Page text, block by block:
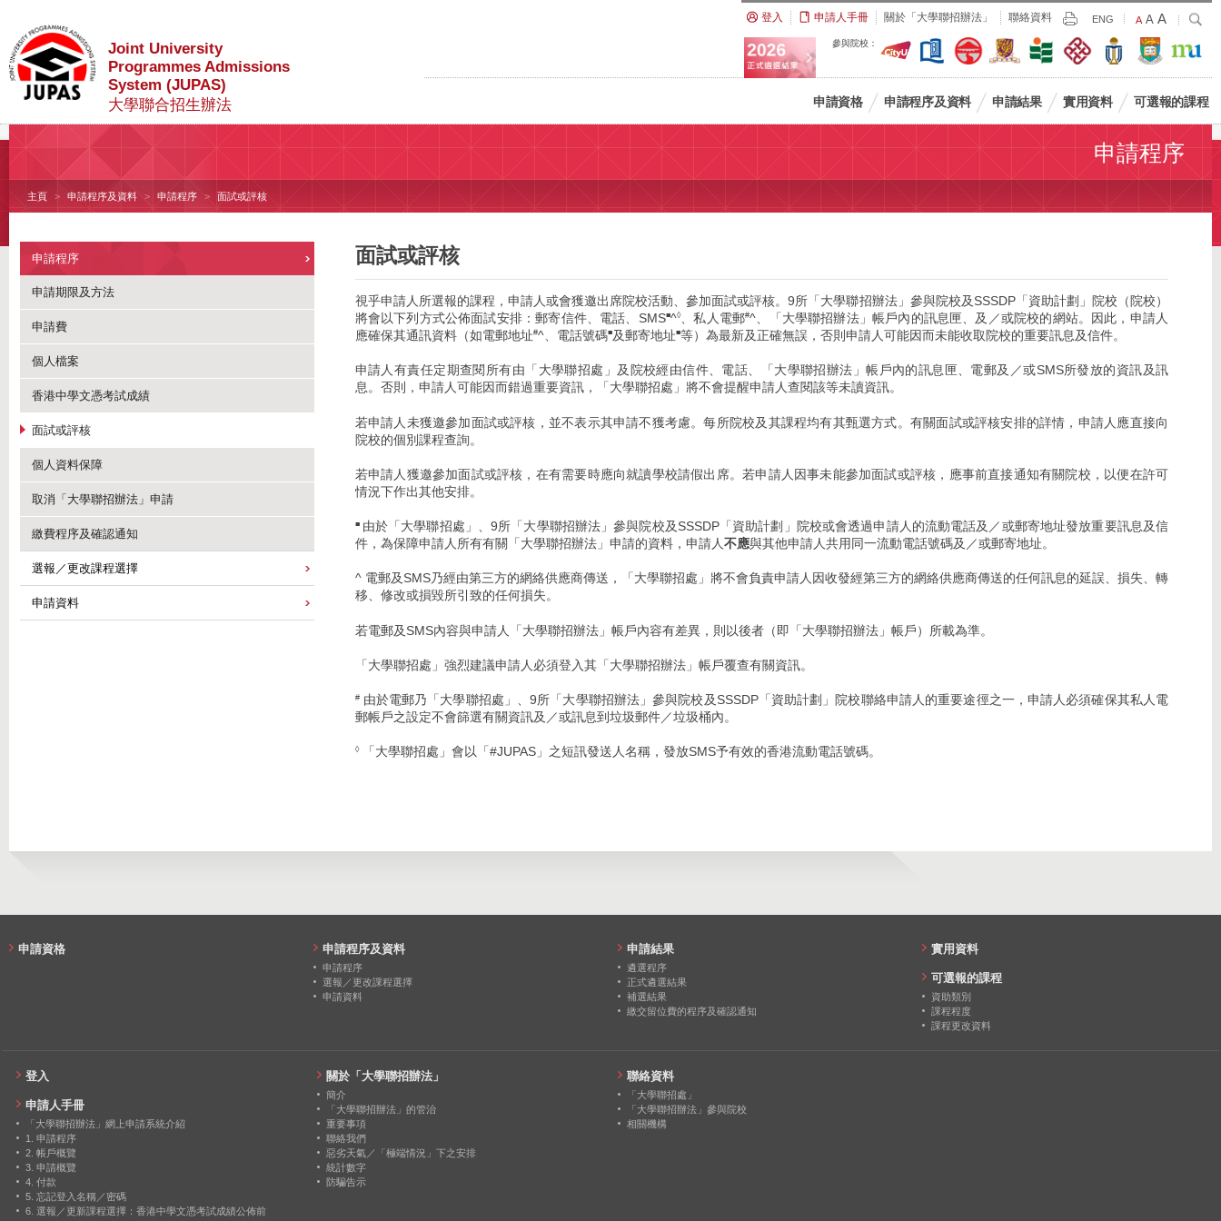
Joint University
Programmes Admissions
System (JUPAS)
大學聯合招生辦法
登入 申請人手冊 關於「大學聯招辦法」 聯絡資料 Print
ENG
Default
Size
A Larger
Font
Size
A Largest
Font
Size
A
搜
參與院校：
申請資格 申請程序及資料 申請結果 實用資料 可選報的課程
申請程序
主頁 申請程序及資料 申請程序 面試或評核
申請程序
申請期限及方法
申請費
個人檔案
香港中學文憑考試成績
面試或評核
個人資料保障
取消「大學聯招辦法」申請
繳費程序及確認通知
選報／更改課程選擇
申請資料
面試或評核
視乎申請人所選報的課程，申請人或會獲邀出席院校活動、參加面試或評核。9所「大學聯招辦法」參與院校及SSSDP「資助計劃」院校（院校）
將會以下列方式公佈面試安排：郵寄信件、電話、SMS■^◊、私人電郵#^、「大學聯招辦法」帳戶內的訊息匣、及／或院校的網站。因此，申請人
應確保其通訊資料（如電郵地址#^、電話號碼■及郵寄地址■等）為最新及正確無誤，否則申請人可能因而未能收取院校的重要訊息及信件。
申請人有責任定期查閱所有由「大學聯招處」及院校經由信件、電話、「大學聯招辦法」帳戶內的訊息匣、電郵及／或SMS所發放的資訊及訊
息。否則，申請人可能因而錯過重要資訊，「大學聯招處」將不會提醒申請人查閱該等未讀資訊。
若申請人未獲邀參加面試或評核，並不表示其申請不獲考慮。每所院校及其課程均有其甄選方式。有關面試或評核安排的詳情，申請人應直接向
院校的個別課程查詢。
若申請人獲邀參加面試或評核，在有需要時應向就讀學校請假出席。若申請人因事未能參加面試或評核，應事前直接通知有關院校，以便在許可
情況下作出其他安排。
■ 由於「大學聯招處」、9所「大學聯招辦法」參與院校及SSSDP「資助計劃」院校或會透過申請人的流動電話及／或郵寄地址發放重要訊息及信
件，為保障申請人所有有關「大學聯招辦法」申請的資料，申請人不應與其他申請人共用同一流動電話號碼及／或郵寄地址。
^ 電郵及SMS乃經由第三方的網絡供應商傳送，「大學聯招處」將不會負責申請人因收發經第三方的網絡供應商傳送的任何訊息的延誤、損失、轉
移、修改或損毀所引致的任何損失。
若電郵及SMS內容與申請人「大學聯招辦法」帳戶內容有差異，則以後者（即「大學聯招辦法」帳戶）所載為準。
「大學聯招處」強烈建議申請人必須登入其「大學聯招辦法」帳戶覆查有關資訊。
#由於電郵乃「大學聯招處」、9所「大學聯招辦法」參與院校及SSSDP「資助計劃」院校聯絡申請人的重要途徑之一，申請人必須確保其私人電
郵帳戶之設定不會篩選有關資訊及／或訊息到垃圾郵件／垃圾桶內。
◊「大學聯招處」會以「#JUPAS」之短訊發送人名稱，發放SMS予有效的香港流動電話號碼。
申請資格 申請程序及資料
申請程序
選報／更改課程選擇
申請資料
申請結果
遴選程序
正式遴選結果
補選結果
繳交留位費的程序及確認通知
實用資料
可選報的課程
資助類別
課程程度
課程更改資料
登入
申請人手冊
「大學聯招辦法」網上申請系統介紹
1. 申請程序
2. 帳戶概覽
3. 申請概覽
4. 付款
5. 忘記登入名稱／密碼
6. 選報／更新課程選擇：香港中學文憑考試成績公佈前
關於「大學聯招辦法」
簡介
「大學聯招辦法」的管治
重要事項
聯絡我們
惡劣天氣／「極端情況」下之安排
統計數字
防騙告示
聯絡資料
「大學聯招處」
「大學聯招辦法」參與院校
相關機構